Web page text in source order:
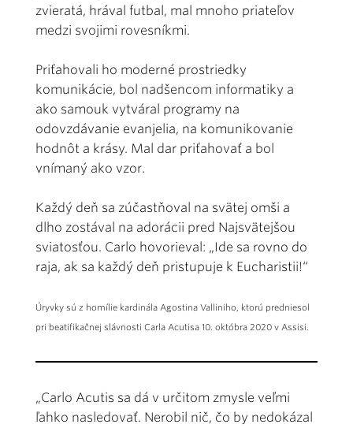
zvieratá, hrával futbal, mal mnoho priateľov
medzi svojimi rovesníkmi.
Priťahovali ho moderné prostriedky
komunikácie, bol nadšencom informatiky a
ako samouk vytváral programy na
odovzdávanie evanjelia, na komunikovanie
hodnôt a krásy. Mal dar priťahovať a bol
vnímaný ako vzor.
Každý deň sa zúčastňoval na svätej omši a
dlho zostával na adorácii pred Najsvätejšou
sviatosťou. Carlo hovorieval: „Ide sa rovno do
raja, ak sa každý deň pristupuje k Eucharistii!“
Úryvky sú z homílie kardinála Agostina Valliniho, ktorú predniesol
pri beatifikačnej slávnosti Carla Acutisa 10. októbra 2020 v Assisi.
„Carlo Acutis sa dá v určitom zmysle veľmi
ľahko nasledovať. Nerobil nič, čo by nedokázal